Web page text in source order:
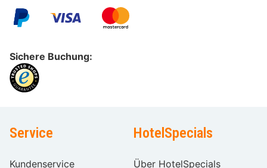
Sichere Buchung:
Service
Kundenservice
HotelSpecials
Über HotelSpecials